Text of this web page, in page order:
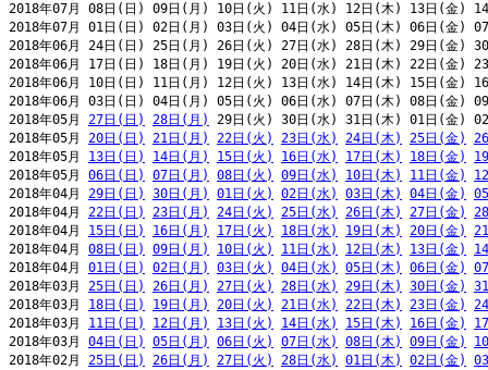
2018年07月 08日(日) 09日(月) 10日(火) 11日(水) 12日(木) 13日(金)
2018年07月 01日(日) 02日(月) 03日(火) 04日(水) 05日(木) 06日(金)
2018年06月 24日(日) 25日(月) 26日(火) 27日(水) 28日(木) 29日(金)
2018年06月 17日(日) 18日(月) 19日(火) 20日(水) 21日(木) 22日(金)
2018年06月 10日(日) 11日(月) 12日(火) 13日(水) 14日(木) 15日(金)
2018年06月 03日(日) 04日(月) 05日(火) 06日(水) 07日(木) 08日(金)
2018年05月 27日(日) 28日(月)
29日(火) 30日(水) 31日(木) 01日(金)
2018年05月 20日(日) 21日(月) 22日(火) 23日(水) 24日(木) 25日(金)
2018年05月 13日(日) 14日(月) 15日(火) 16日(水) 17日(木) 18日(金)
2018年05月 06日(日) 07日(月) 08日(火) 09日(水) 10日(木) 11日(金)
2018年04月 29日(日) 30日(月) 01日(火) 02日(水) 03日(木) 04日(金)
2018年04月 22日(日) 23日(月) 24日(火) 25日(水) 26日(木) 27日(金)
2018年04月 15日(日) 16日(月) 17日(火) 18日(水) 19日(木) 20日(金)
2018年04月 08日(日) 09日(月) 10日(火) 11日(水) 12日(木) 13日(金)
2018年04月 01日(日) 02日(月) 03日(火) 04日(水) 05日(木) 06日(金)
2018年03月 25日(日) 26日(月) 27日(火) 28日(水) 29日(木) 30日(金)
2018年03月 18日(日) 19日(月) 20日(火) 21日(水) 22日(木) 23日(金)
2018年03月 11日(日) 12日(月) 13日(火) 14日(水) 15日(木) 16日(金)
2018年03月 04日(日) 05日(月) 06日(火) 07日(水) 08日(木) 09日(金)
2018年02月 25日(日) 26日(月) 27日(火) 28日(水) 01日(木) 02日(金)